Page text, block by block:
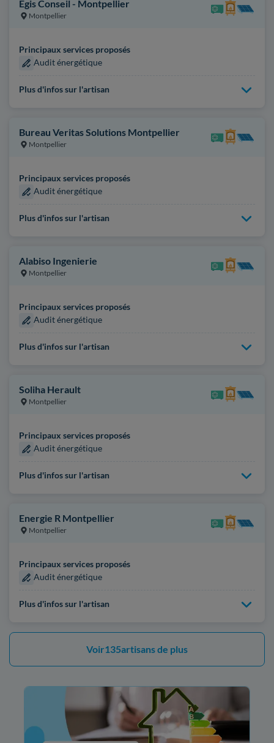
Egis Conseil - Montpellier
Montpellier
Principaux services proposés
Audit énergétique
Plus d'infos sur l'artisan
Bureau Veritas Solutions Montpellier
Montpellier
Principaux services proposés
Audit énergétique
Plus d'infos sur l'artisan
Alabiso Ingenierie
Montpellier
Principaux services proposés
Audit énergétique
Plus d'infos sur l'artisan
Soliha Herault
Montpellier
Principaux services proposés
Audit énergétique
Plus d'infos sur l'artisan
Energie R Montpellier
Montpellier
Principaux services proposés
Audit énergétique
Plus d'infos sur l'artisan
Voir135artisans de plus